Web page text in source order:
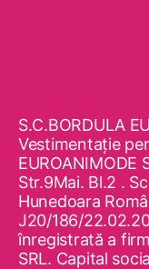
S.C.BORDULA
Vestimentaţie
EUROANIMODE
Str.9Mai. Bl.2 .
Hunedoara
J20/186/
înregistrată a
SRL. Capital